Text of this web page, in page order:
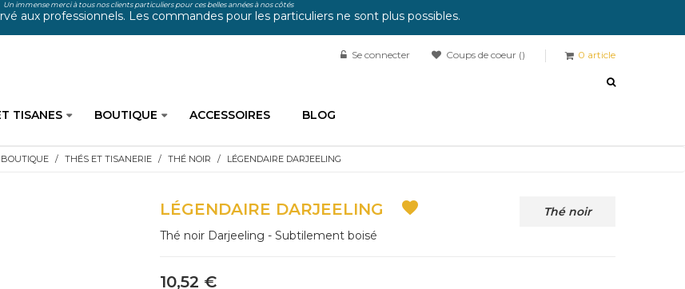
Un immense merci à tous nos clients particuliers pour ces belles années à nos côtés
aux professionnels. Les commandes pour les particuliers ne sont plus possibles.
0 article
Se connecter Coups de coeur
TISANES BOUTIQUE ACCESSOIRES BLOG
BOUTIQUE THÉS ET TISANERIE THÉ NOIR LÉGENDAIRE DARJEELING
LÉGENDAIRE DARJEELING 
Thé noir
Thé noir Darjeeling - Subtilement boisé
10,52 €